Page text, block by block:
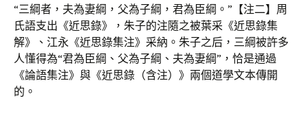
“三綱者，夫為妻綱，父為子綱，君為臣綱。”【注二】周
氏語支出《近思錄》，朱子的注隨之被葉采《近思錄集
解》、江永《近思錄集注》采納。朱子之后，三綱被許多
人懂得為“君為臣綱、父為子綱、夫為妻綱”，恰是通過
《論語集注》與《近思錄（含注）》兩個道學文本傳開
的。